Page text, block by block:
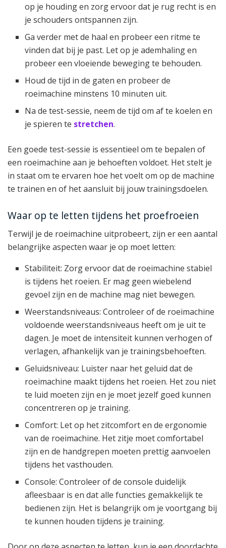
op je houding en zorg ervoor dat je rug recht is en
je schouders ontspannen zijn.
Ga verder met de haal en probeer een ritme te
vinden dat bij je past. Let op je ademhaling en
probeer een vloeiende beweging te behouden.
Houd de tijd in de gaten en probeer de
roeimachine minstens 10 minuten uit.
Na de test-sessie, neem de tijd om af te koelen en
je spieren te stretchen.
Een goede test-sessie is essentieel om te bepalen of
een roeimachine aan je behoeften voldoet. Het stelt je
in staat om te ervaren hoe het voelt om op de machine
te trainen en of het aansluit bij jouw trainingsdoelen.
Waar op te letten tijdens het proefroeien
Terwijl je de roeimachine uitprobeert, zijn er een aantal
belangrijke aspecten waar je op moet letten:
Stabiliteit: Zorg ervoor dat de roeimachine stabiel
is tijdens het roeien. Er mag geen wiebelend
gevoel zijn en de machine mag niet bewegen.
Weerstandsniveaus: Controleer of de roeimachine
voldoende weerstandsniveaus heeft om je uit te
dagen. Je moet de intensiteit kunnen verhogen of
verlagen, afhankelijk van je trainingsbehoeften.
Geluidsniveau: Luister naar het geluid dat de
roeimachine maakt tijdens het roeien. Het zou niet
te luid moeten zijn en je moet jezelf goed kunnen
concentreren op je training.
Comfort: Let op het zitcomfort en de ergonomie
van de roeimachine. Het zitje moet comfortabel
zijn en de handgrepen moeten prettig aanvoelen
tijdens het vasthouden.
Console: Controleer of de console duidelijk
afleesbaar is en dat alle functies gemakkelijk te
bedienen zijn. Het is belangrijk om je voortgang bij
te kunnen houden tijdens je training.